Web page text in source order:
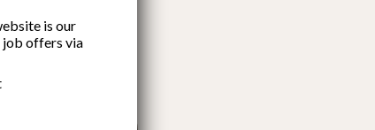
is our
job offers via